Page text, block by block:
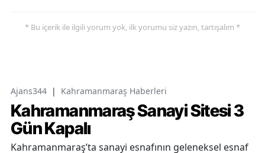
* Bu içerik ile ilgili yorum yok, ilk yorumu siz yazın, tartışalım *
Ajans344 | Kahramanmaraş Haberleri
Kahramanmaraş Sanayi Sitesi 3
Gün Kapalı
Kahramanmaraş’ta sanayi esnafının geleneksel esnaf